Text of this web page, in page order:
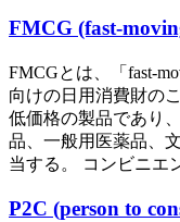
FMCG (fast-
FMCGとは、「fast-
向けの日用消費財の
低価格の製品であり
品、一般用医薬品、
当する。 コンビニ
P2C (person to